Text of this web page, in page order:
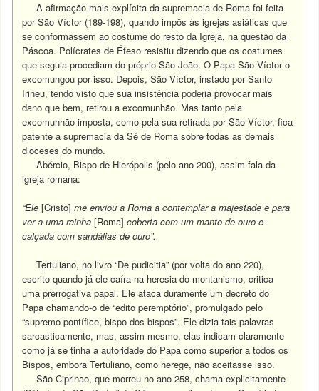
A afirmação mais explícita da supremacia de Roma foi feita
por São Víctor (189-198), quando impôs às igrejas asiáticas que
se conformassem ao costume do resto da Igreja, na questão da
Páscoa. Polícrates de Éfeso resistiu dizendo que os costumes
que seguia procediam do próprio São João. O Papa São Víctor o
excomungou por isso. Depois, São Víctor, instado por Santo
Irineu, tendo visto que sua insistência poderia provocar mais
dano que bem, retirou a excomunhão. Mas tanto pela
excomunhão imposta, como pela sua retirada por São Víctor, fica
patente a supremacia da Sé de Roma sobre todas as demais
dioceses do mundo.
Abércio, Bispo de Hierópolis (pelo ano 200), assim fala da
igreja romana:
“Ele [Cristo]me enviou a Roma a contemplar a majestade e para
ver a uma rainha [Roma] coberta com um manto de ouro e
calçada com sandálias de ouro”.
Tertuliano, no livro “De pudicitia” (por volta do ano 220),
escrito quando já ele caíra na heresia do montanismo, critica
uma prerrogativa papal. Ele ataca duramente um decreto do
Papa chamando-o de “edito peremptório”, promulgado pelo
“supremo pontífice, bispo dos bispos”. Ele dizia tais palavras
sarcasticamente, mas, assim mesmo, elas indicam claramente
como já se tinha a autoridade do Papa como superior a todos os
Bispos, embora Tertuliano, como herege, não aceitasse isso.
São Ciprinao, que morreu no ano 258, chama explicitamente